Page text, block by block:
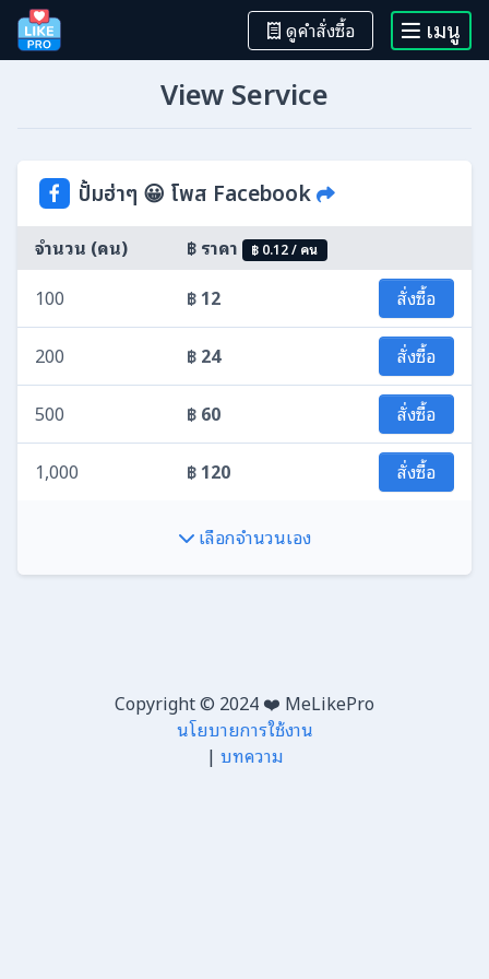
ดูคำสั่งซื้อ เมนู
View Service
ปั้มฮ่าๆ 😀 โพส Facebook
จำนวน (คน) ฿ ราคา ฿ 0.12 / คน
100 ฿ 12 สั่งซื้อ
200 ฿ 24 สั่งซื้อ
500 ฿ 60 สั่งซื้อ
1,000 ฿ 120 สั่งซื้อ
เลือกจำนวนเอง
Copyright © 2024 ❤️ MeLikePro
นโยบายการใช้งาน
| บทความ